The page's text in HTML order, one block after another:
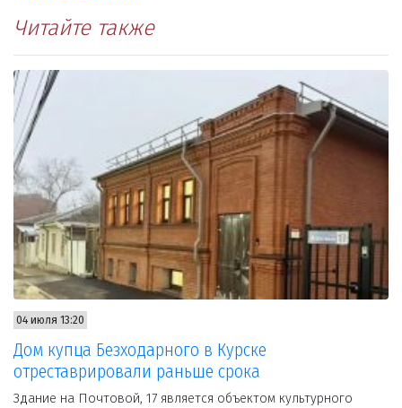
Читайте также
04 июля 13:20
Дом купца Безходарного в Курске
отреставрировали раньше срока
Здание на Почтовой, 17 является объектом культурного